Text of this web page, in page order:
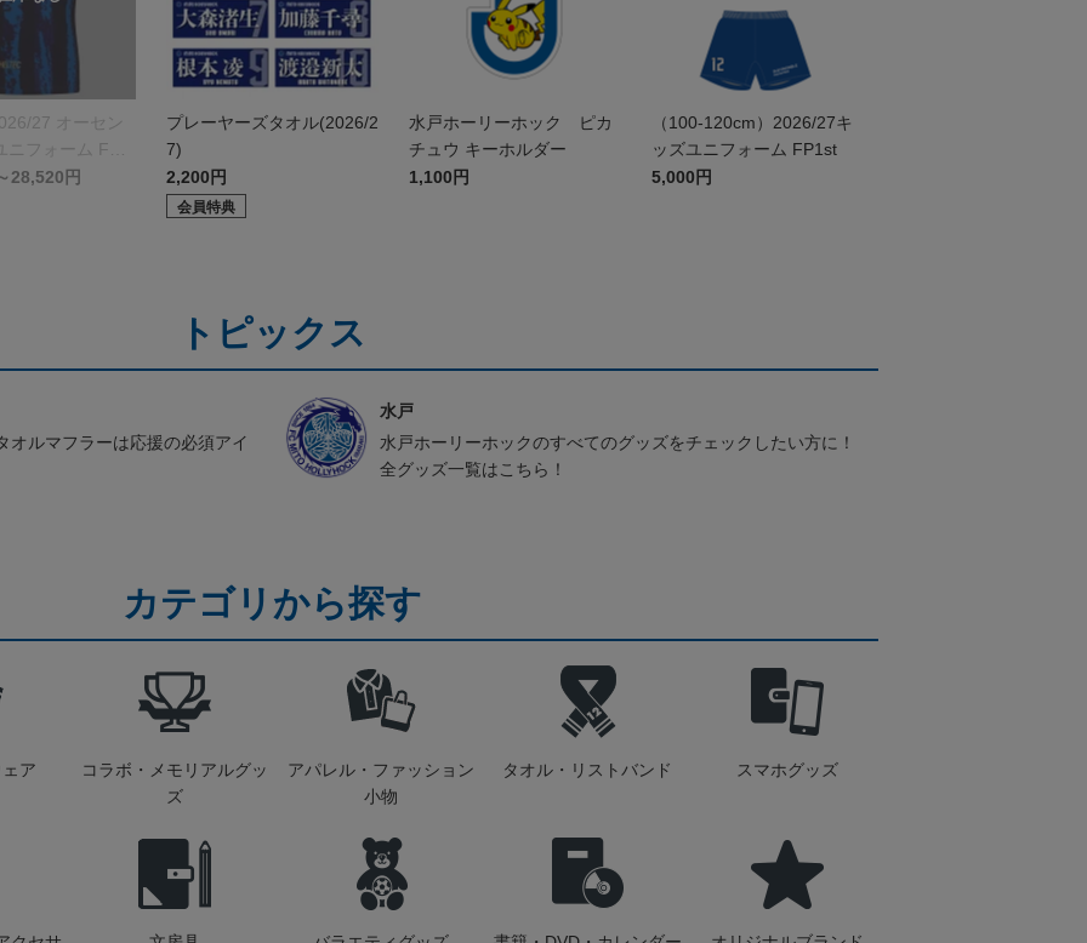
27 オーセン
ニフォーム FP 1
28,520円
プレーヤーズタオル(2026/2
7)
2,200円
会員特典
水戸ホーリーホック ピカ
チュウ キーホルダー
1,100円
（100-120cm）2026/27キ
ッズユニフォーム FP1st
5,000円
トピックス
オルマフラーは応援の必須アイ
水戸
水戸ホーリーホックのすべてのグッズをチェックしたい方に！
全グッズ一覧はこちら！
カテゴリから探す
ア
コラボ・メモリアルグッ
ズ
アパレル・ファッション
小物
タオル・リストバンド スマホグッズ